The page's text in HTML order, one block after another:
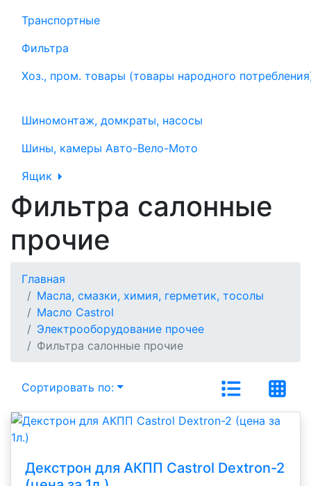
Транспортные
Фильтра
Хоз., пром. товары (товары народного
Шиномонтаж, домкраты, насосы
Шины, камеры Авто-Вело-Мото
Ящик
Фильтра салонные
прочие
Главная
Масла, смазки, химия, герметик, тосолы
Масло Castrol
Электрооборудование прочее
Фильтра салонные прочие
Сортировать по:
Декстрон для АКПП Castrol Dextron-2